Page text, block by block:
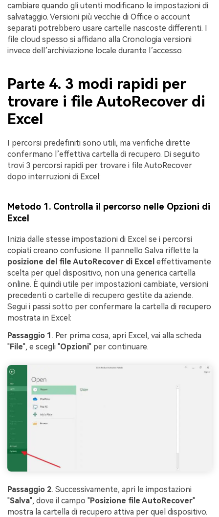
cambiare quando gli utenti modificano le impostazioni di
salvataggio. Versioni più vecchie di Office o account
separati potrebbero usare cartelle nascoste differenti. I
file cloud spesso si affidano alla Cronologia versioni
invece dell’archiviazione locale durante l’accesso.
Parte 4. 3 modi rapidi per
trovare i file AutoRecover di
Excel
I percorsi predefiniti sono utili, ma verifiche dirette
confermano l’effettiva cartella di recupero. Di seguito
trovi 3 percorsi rapidi per trovare i file AutoRecover
dopo interruzioni di Excel:
Metodo 1. Controlla il percorso nelle Opzioni di
Excel
Inizia dalle stesse impostazioni di Excel se i percorsi
copiati creano confusione. Il pannello Salva riflette la
posizione del file AutoRecover di Excel effettivamente
scelta per quel dispositivo, non una generica cartella
online. È quindi utile per impostazioni cambiate, versioni
precedenti o cartelle di recupero gestite da aziende.
Segui i passi sotto per confermare la cartella di recupero
mostrata in Excel:
Passaggio 1 . Per prima cosa, apri Excel, vai alla scheda
"File", e scegli "Opzioni" per continuare.
Passaggio 2. Successivamente, apri le impostazioni
"Salva", dove il campo "Posizione file AutoRecover"
mostra la cartella di recupero attiva per quel dispositivo.